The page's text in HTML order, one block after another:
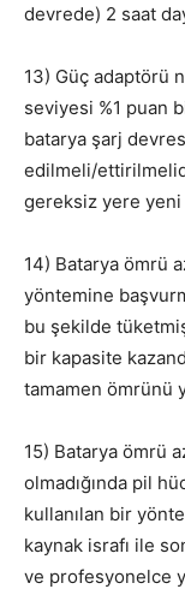
devrede) 2 saat
13) Güç adaptörü
seviyesi %1 puan
batarya şarj
edilmeli/
gereksiz yere yeni
14) Batarya ömrü
yöntemine
bu şekilde
bir kapasite
tamamen ömrünü
15) Batarya ömrü
olmadığında pil
kullanılan bir
kaynak israfı ile
ve profesyonelce